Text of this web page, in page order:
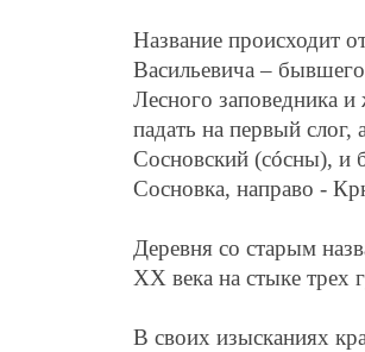
Название происходит
Васильевича –
Лесного заповедника
падать на первый
Сосновский (сóсны), и
Сосновка, направо -
Деревня со старым
ХХ века на стыке трех
В своих изысканиях